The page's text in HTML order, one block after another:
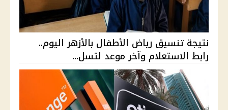
نتيجة تنسيق رياض الأطفال بالأزهر اليوم..
رابط الاستعلام وآخر موعد لتسل...